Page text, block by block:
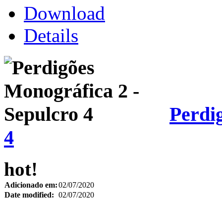
Download
Details
4
hot!
Adicionado em:02/07/2020
Date modified: 02/07/2020